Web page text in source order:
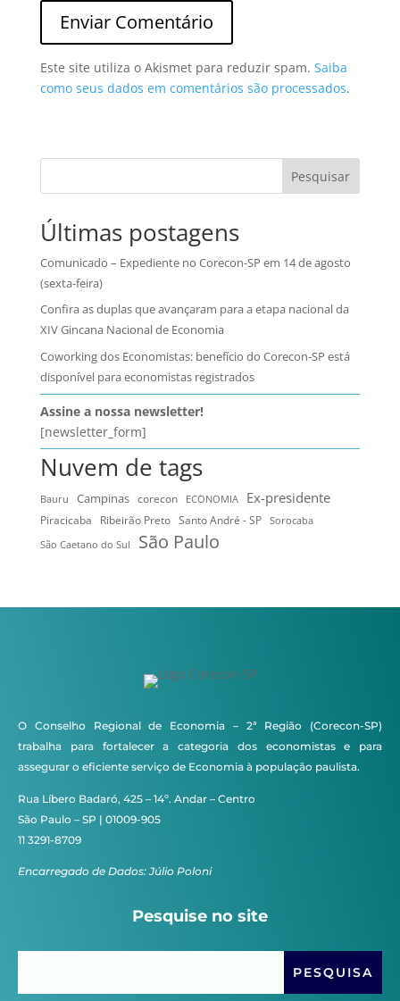
Este site utiliza o Akismet para reduzir spam. Saiba
como seus dados em comentários são processados.
Pesquisar
Últimas postagens
Comunicado – Expediente no Corecon-SP em 14 de agosto
(sexta-feira)
Confira as duplas que avançaram para a etapa nacional da
XIV Gincana Nacional de Economia
Coworking dos Economistas: benefício do Corecon-SP está
disponível para economistas registrados
Assine a nossa newsletter!
[newsletter_form]
Nuvem de tags
Bauru Campinas corecon ECONOMIA Ex-presidente
Piracicaba Ribeirão Preto Santo André - SP
Sorocaba
São Caetano do Sul
São Paulo
O Conselho Regional de Economia – 2ª Região (Corecon-SP)
trabalha para fortalecer a categoria dos economistas e para
assegurar o eficiente serviço de Economia à população paulista.
Rua Líbero Badaró, 425 – 14º. Andar – Centro
São Paulo – SP | 01009-905
11 3291-8709
Encarregado de Dados: Júlio Poloni
Pesquise no site